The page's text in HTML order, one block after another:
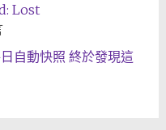
Lost
自動快照 終於發現這